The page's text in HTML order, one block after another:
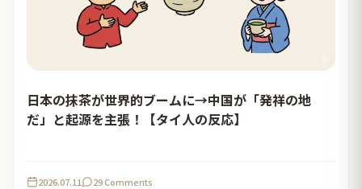
日本の抹茶が世界的ブームに→中国が「発祥の地
だ」と起源を主張！【タイ人の反応】
2026.07.11 29 Comments